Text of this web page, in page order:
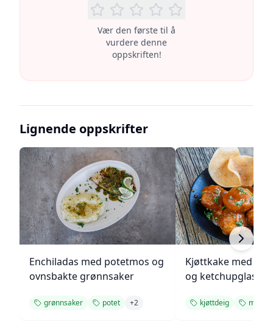
Vær den første til å
vurdere denne
oppskriften!
Lignende oppskrifter
Enchiladas med potetmos og
ovnsbakte grønnsaker
grønnsaker potet +2
Kjøttkake med
og ketchupglasur
kjøttdeig